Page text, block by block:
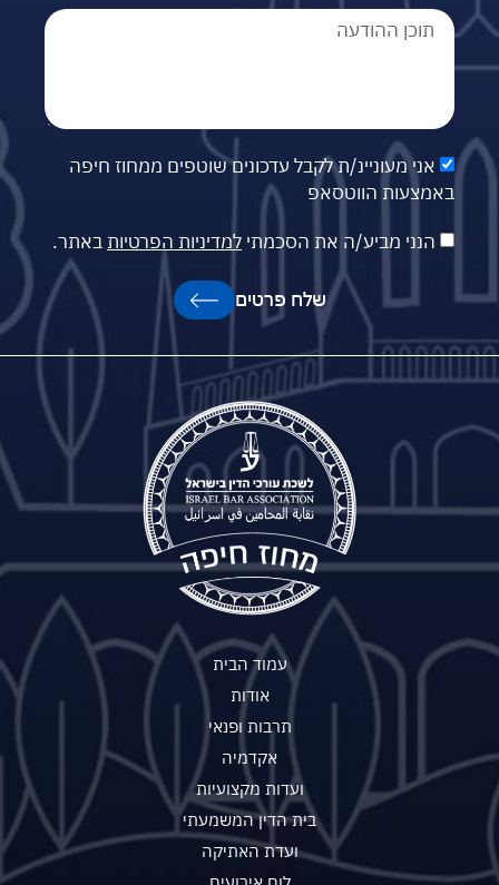
אני מעוניינ/ת לקבל עדכונים שוטפים ממחוז חיפה
באמצעות הווטסאפ
הנני מביע/ה את הסכמתי למדיניות הפרטיות באתר.
שלח פרטים
עמוד הבית
אודות
תרבות ופנאי
אקדמיה
ועדות מקצועיות
בית הדין המשמעתי
ועדת האתיקה